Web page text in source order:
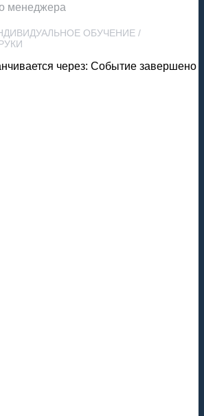
менеджера
ОБУЧЕНИЕ /
через: Событие завершено